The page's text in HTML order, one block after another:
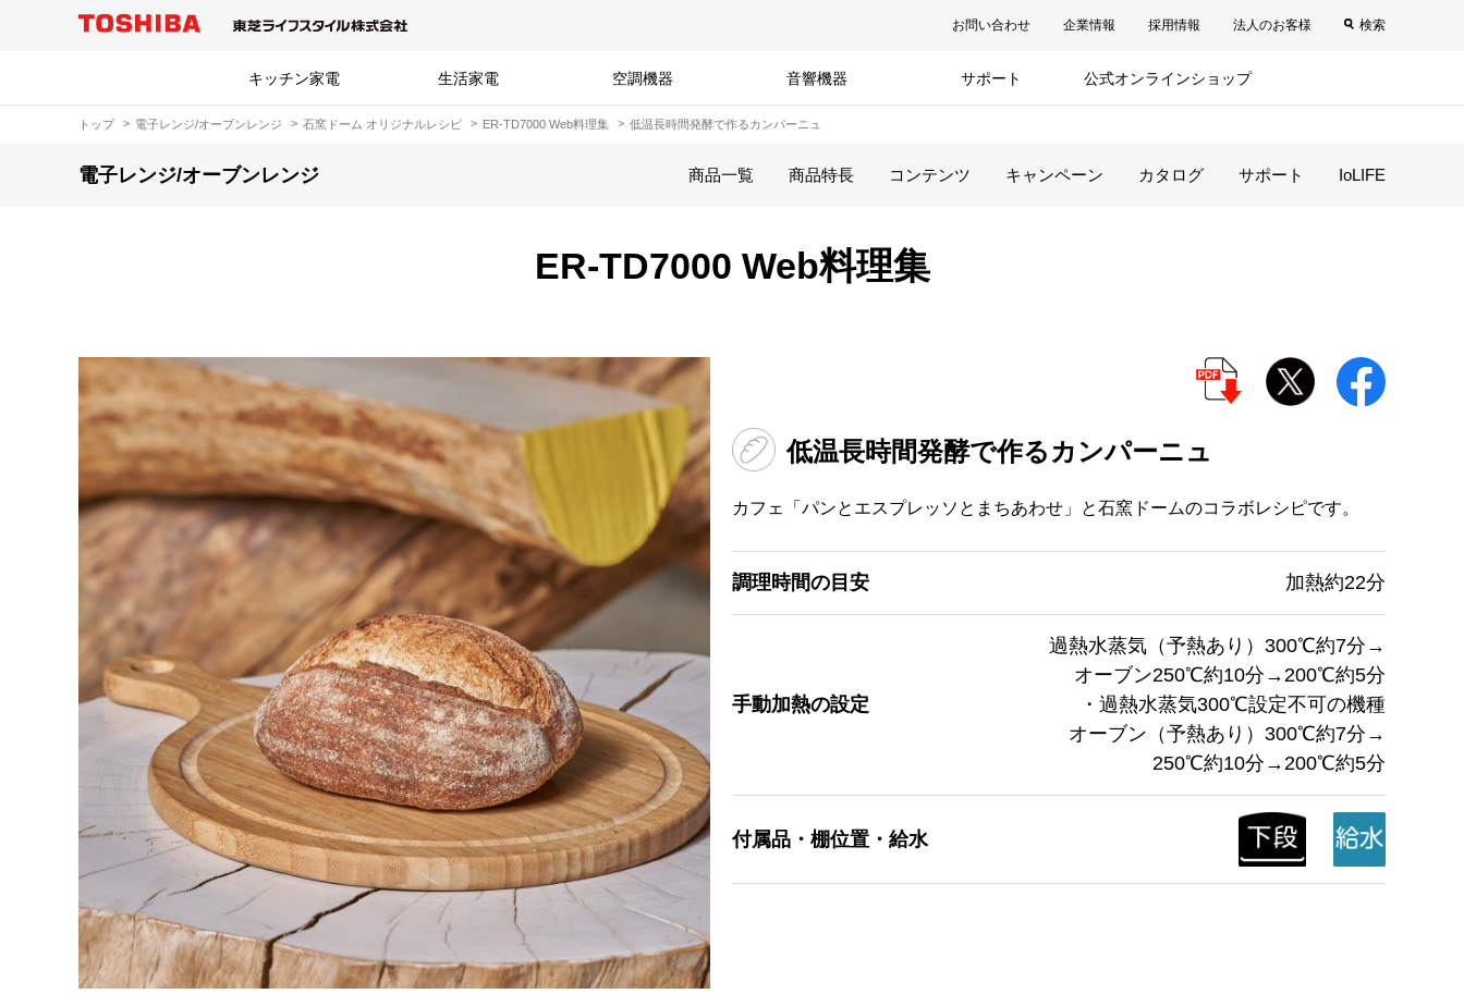
お問い合わせ 企業情報 採用情報 法人のお客様 検索
キッチン家電 生活家電 空調機器 音響機器 サポート 公式オンラインショップ
トップ 電子レンジ/オーブンレンジ 石窯ドーム オリジナルレシピ ER-TD7000 Web料理集 低温長時間発酵で作るカンパーニュ
電子レンジ/オーブンレンジ 商品一覧 商品特長 コンテンツ キャンペーン カタログ サポート IoLIFE
ER-TD7000 Web料理集
低温長時間発酵で作るカンパーニュ
カフェ「パンとエスプレッソとまちあわせ」と石窯ドームのコラボレシピです。
調理時間の目安 加熱約22分
手動加熱の設定
過熱水蒸気（予熱あり）300℃約7分→
オーブン250℃約10分→200℃約5分
・過熱水蒸気300℃設定不可の機種
オーブン（予熱あり）300℃約7分→
250℃約10分→200℃約5分
付属品・棚位置・給水